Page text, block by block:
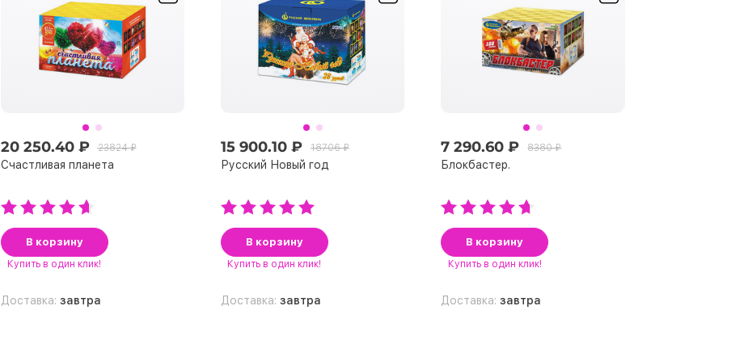
20 250.40 ₽ 23824 ₽
Счастливая планета
В корзину
Купить в один клик!
Доставка: завтра
15 900.10 ₽ 18706 ₽
Русский Новый год
В корзину
Купитьв один клик!
Доставка: завтра
7 290.60 ₽ 8380 ₽
Блокбастер.
В корзину
Купить в один клик!
Доставка:завтра